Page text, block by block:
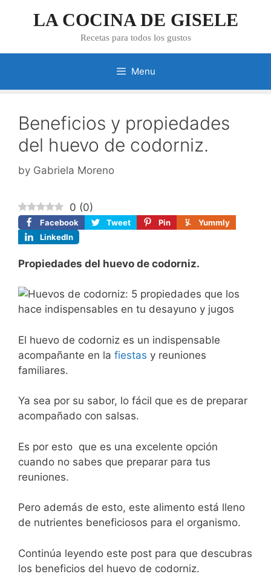
LA COCINA DE GISELE
Recetas para todos los gustos
Menu
Beneficios y propiedades
del huevo de codorniz.
by Gabriela Moreno
0 (0)
Facebook Tweet Pin
Yummly
LinkedIn
Propiedades del huevo de codorniz.
El huevo de codorniz es un indispensable
acompañante en la fiestas y reuniones
familiares.
Ya sea por su sabor, lo fácil que es de preparar
acompañado con salsas.
Es por esto que es una excelente opción
cuando no sabes que preparar para tus
reuniones.
Pero además de esto, este alimento está lleno
de nutrientes beneficiosos para el organismo.
Continúa leyendo este post para que descubras
los beneficios del huevo de codorniz.